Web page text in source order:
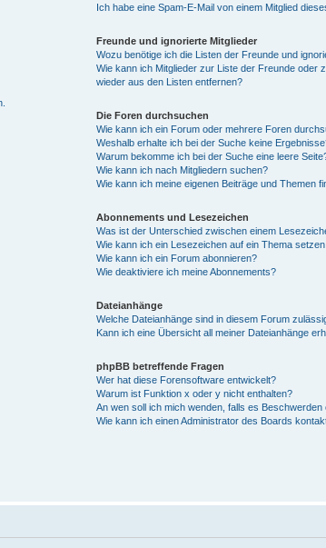
Ich habe eine Spam-E-Mail von einem Mitglied
Freunde und ignorierte Mitglieder
Wozu benötige ich die Listen der Freunde und
Wie kann ich Mitglieder zur Liste der Freunde oder
wieder aus den Listen entfernen?
Die Foren durchsuchen
Wie kann ich ein Forum oder mehrere Foren
Weshalb erhalte ich bei der Suche keine
Warum bekomme ich bei der Suche eine leere
Wie kann ich nach Mitgliedern suchen?
Wie kann ich meine eigenen Beiträge und Themen
Abonnements und Lesezeichen
Was ist der Unterschied zwischen einem
Wie kann ich ein Lesezeichen auf ein Thema
Wie kann ich ein Forum abonnieren?
Wie deaktiviere ich meine Abonnements?
Dateianhänge
Welche Dateianhänge sind in diesem Forum
Kann ich eine Übersicht all meiner Dateianhänge
phpBB betreffende Fragen
Wer hat diese Forensoftware entwickelt?
Warum ist Funktion x oder y nicht enthalten?
An wen soll ich mich wenden, falls es
Wie kann ich einen Administrator des Boards